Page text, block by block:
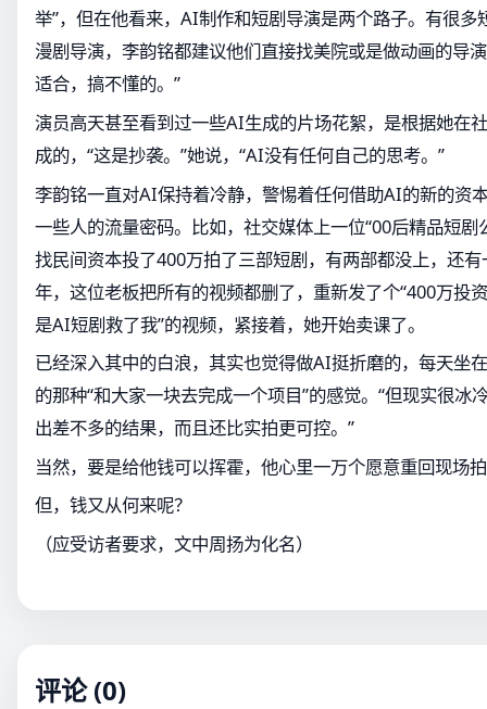
举”，但在他看来，AI制作和短剧导演是两个路子。有很
漫剧导演，李韵铭都建议他们直接找美院或是做动画的导
适合，搞不懂的。”
演员高天甚至看到过一些AI生成的片场花絮，是根据她在
成的，“这是抄袭。”她说，“AI没有任何自己的思考。”
李韵铭一直对AI保持着冷静，警惕着任何借助AI的新的资
一些人的流量密码。比如，社交媒体上一位“00后精品短剧
找民间资本投了400万拍了三部短剧，有两部都没上，还
年，这位老板把所有的视频都删了，重新发了个“400万投
是AI短剧救了我”的视频，紧接着，她开始卖课了。
已经深入其中的白浪，其实也觉得做AI挺折磨的，每天坐
的那种“和大家一块去完成一个项目”的感觉。“但现实很冰
出差不多的结果，而且还比实拍更可控。”
当然，要是给他钱可以挥霍，他心里一万个愿意重回现场
但，钱又从何来呢？
（应受访者要求，文中周扬为化名）
评论 (0)